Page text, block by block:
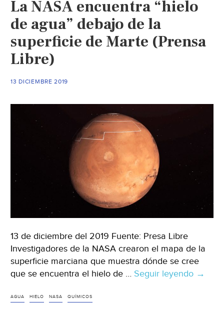
la
historia:
OMM
(La
La NASA encuentra “hielo
de agua” debajo de la
superficie de Marte (Prensa
Libre)
13 DICIEMBRE 2019
13 de diciembre del 2019 Fuente: Presa Libre
Investigadores de la NASA crearon el mapa de la
superficie marciana que muestra dónde se cree
que se encuentra el hielo de … Seguir leyendo La
→
AGUA HIELO NASA QUÍMICOS